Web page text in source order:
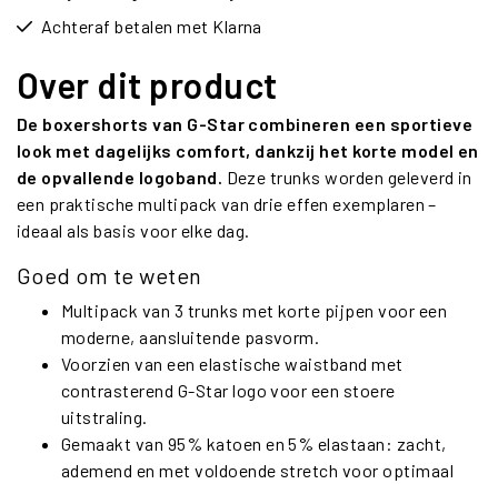
Achteraf betalen met Klarna
Over dit product
De boxershorts van G-Star combineren een sportieve
look met dagelijks comfort, dankzij het korte model en
de opvallende logoband. Deze trunks worden geleverd in
een praktische multipack van drie effen exemplaren –
ideaal als basis voor elke dag.
Goed om te weten
Multipack van 3 trunks met korte pijpen voor een
moderne, aansluitende pasvorm.
Voorzien van een elastische waistband met
contrasterend G-Star logo voor een stoere
uitstraling.
Gemaakt van 95% katoen en 5% elastaan: zacht,
ademend en met voldoende stretch voor optimaal